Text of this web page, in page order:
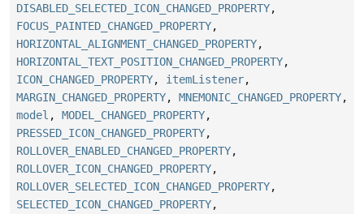
DISABLED_SELECTED_ICON_CHANGED_PROPERTY,
FOCUS_PAINTED_CHANGED_PROPERTY,
HORIZONTAL_ALIGNMENT_CHANGED_PROPERTY,
HORIZONTAL_TEXT_POSITION_CHANGED_PROPERTY,
ICON_CHANGED_PROPERTY, itemListener,
MARGIN_CHANGED_PROPERTY, MNEMONIC_CHANGED_PROPERTY,
model , MODEL_CHANGED_PROPERTY,
PRESSED_ICON_CHANGED_PROPERTY,
ROLLOVER_ENABLED_CHANGED_PROPERTY,
ROLLOVER_ICON_CHANGED_PROPERTY,
ROLLOVER_SELECTED_ICON_CHANGED_PROPERTY,
SELECTED_ICON_CHANGED_PROPERTY,